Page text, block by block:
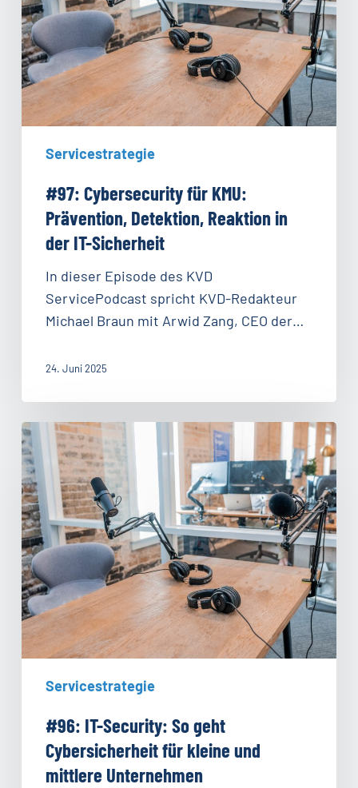
Detektion,
Reaktion
in
der
IT-
Sicherheit
Servicestrategie
#97: Cybersecurity für KMU:
Prävention, Detektion, Reaktion in
der IT-Sicherheit
In dieser Episode des KVD
ServicePodcast spricht KVD-Redakteur
Michael Braun mit Arwid Zang, CEO der…
24. Juni 2025
#96:
IT-
Security:
So
geht
Cybersicherheit
für
kleine
und
mittlere
Unternehmen
Servicestrategie
#96: IT-Security: So geht
Cybersicherheit für kleine und
mittlere Unternehmen